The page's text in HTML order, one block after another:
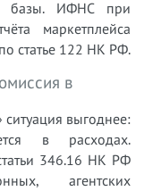
базы. ИФНС при
маркетплейса
статье 122 НК РФ.
в
выгоднее:
в расходах.
346.16 НК РФ
агентских